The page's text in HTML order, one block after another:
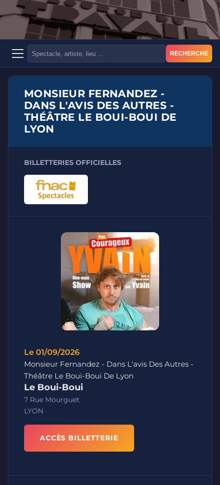
RECHERCHE
MONSIEUR FERNANDEZ -
DANS L'AVIS DES AUTRES -
THÉÂTRE LE BOUI-BOUI DE
LYON
BILLETTERIES OFFICIELLES
Le 01/09/2026
Monsieur Fernandez - Dans L'avis Des Autres -
Théâtre Le Boui-Boui De Lyon
Le Boui-Boui
7 Rue Mourguet
LYON
ACCÈS BILLETTERIE